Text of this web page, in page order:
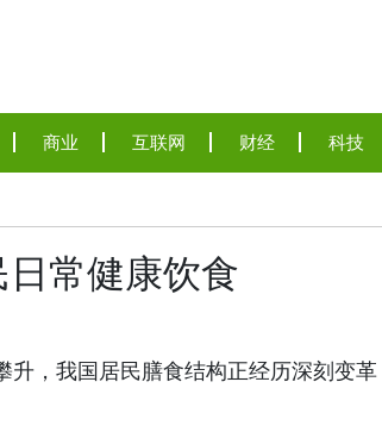
商业 互联网 财经 科技
常健康饮食
升，我国居民膳食结构正经历深刻变革